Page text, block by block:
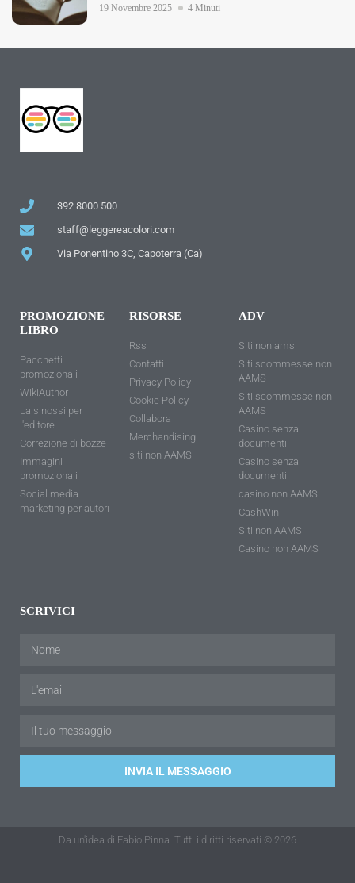
19 Novembre 2025 4 Minuti
392 8000 500
staff@leggereacolori.com
Via Ponentino 3C, Capoterra (Ca)
PROMOZIONE
LIBRO
Pacchetti
promozionali
WikiAuthor
La sinossi per
l'editore
Correzione di bozze
Immagini
promozionali
Social media
marketing per autori
RISORSE
Rss
Contatti
Privacy Policy
Cookie Policy
Collabora
Merchandising
siti non AAMS
ADV
Siti non ams
Siti scommesse non
AAMS
Siti scommesse non
AAMS
Casino senza
documenti
Casino senza
documenti
casino non AAMS
CashWin
Siti non AAMS
Casino non AAMS
SCRIVICI
INVIA IL MESSAGGIO
Da un'idea di Fabio Pinna. Tutti i diritti riservati © 2026